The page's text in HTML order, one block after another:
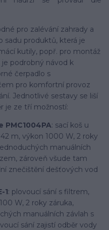
pro zalévání zahrady a
sadu produktů, která je
kutily, popř. pro montáž
podrobný návod k
čerpadlo s
pro komfortní provoz
Jednotlivé sestavy se liší
je ze tří možností:
PMC1004PA: sací koš u
m, výkon 1000 W, 2 roky
manuálních
zároveň všude tam
znečištění dešťových vod
1: plovoucí sání s filtrem,
W, 2 roky záruka,
manuálních závlah s
sání zajistí odběr vody